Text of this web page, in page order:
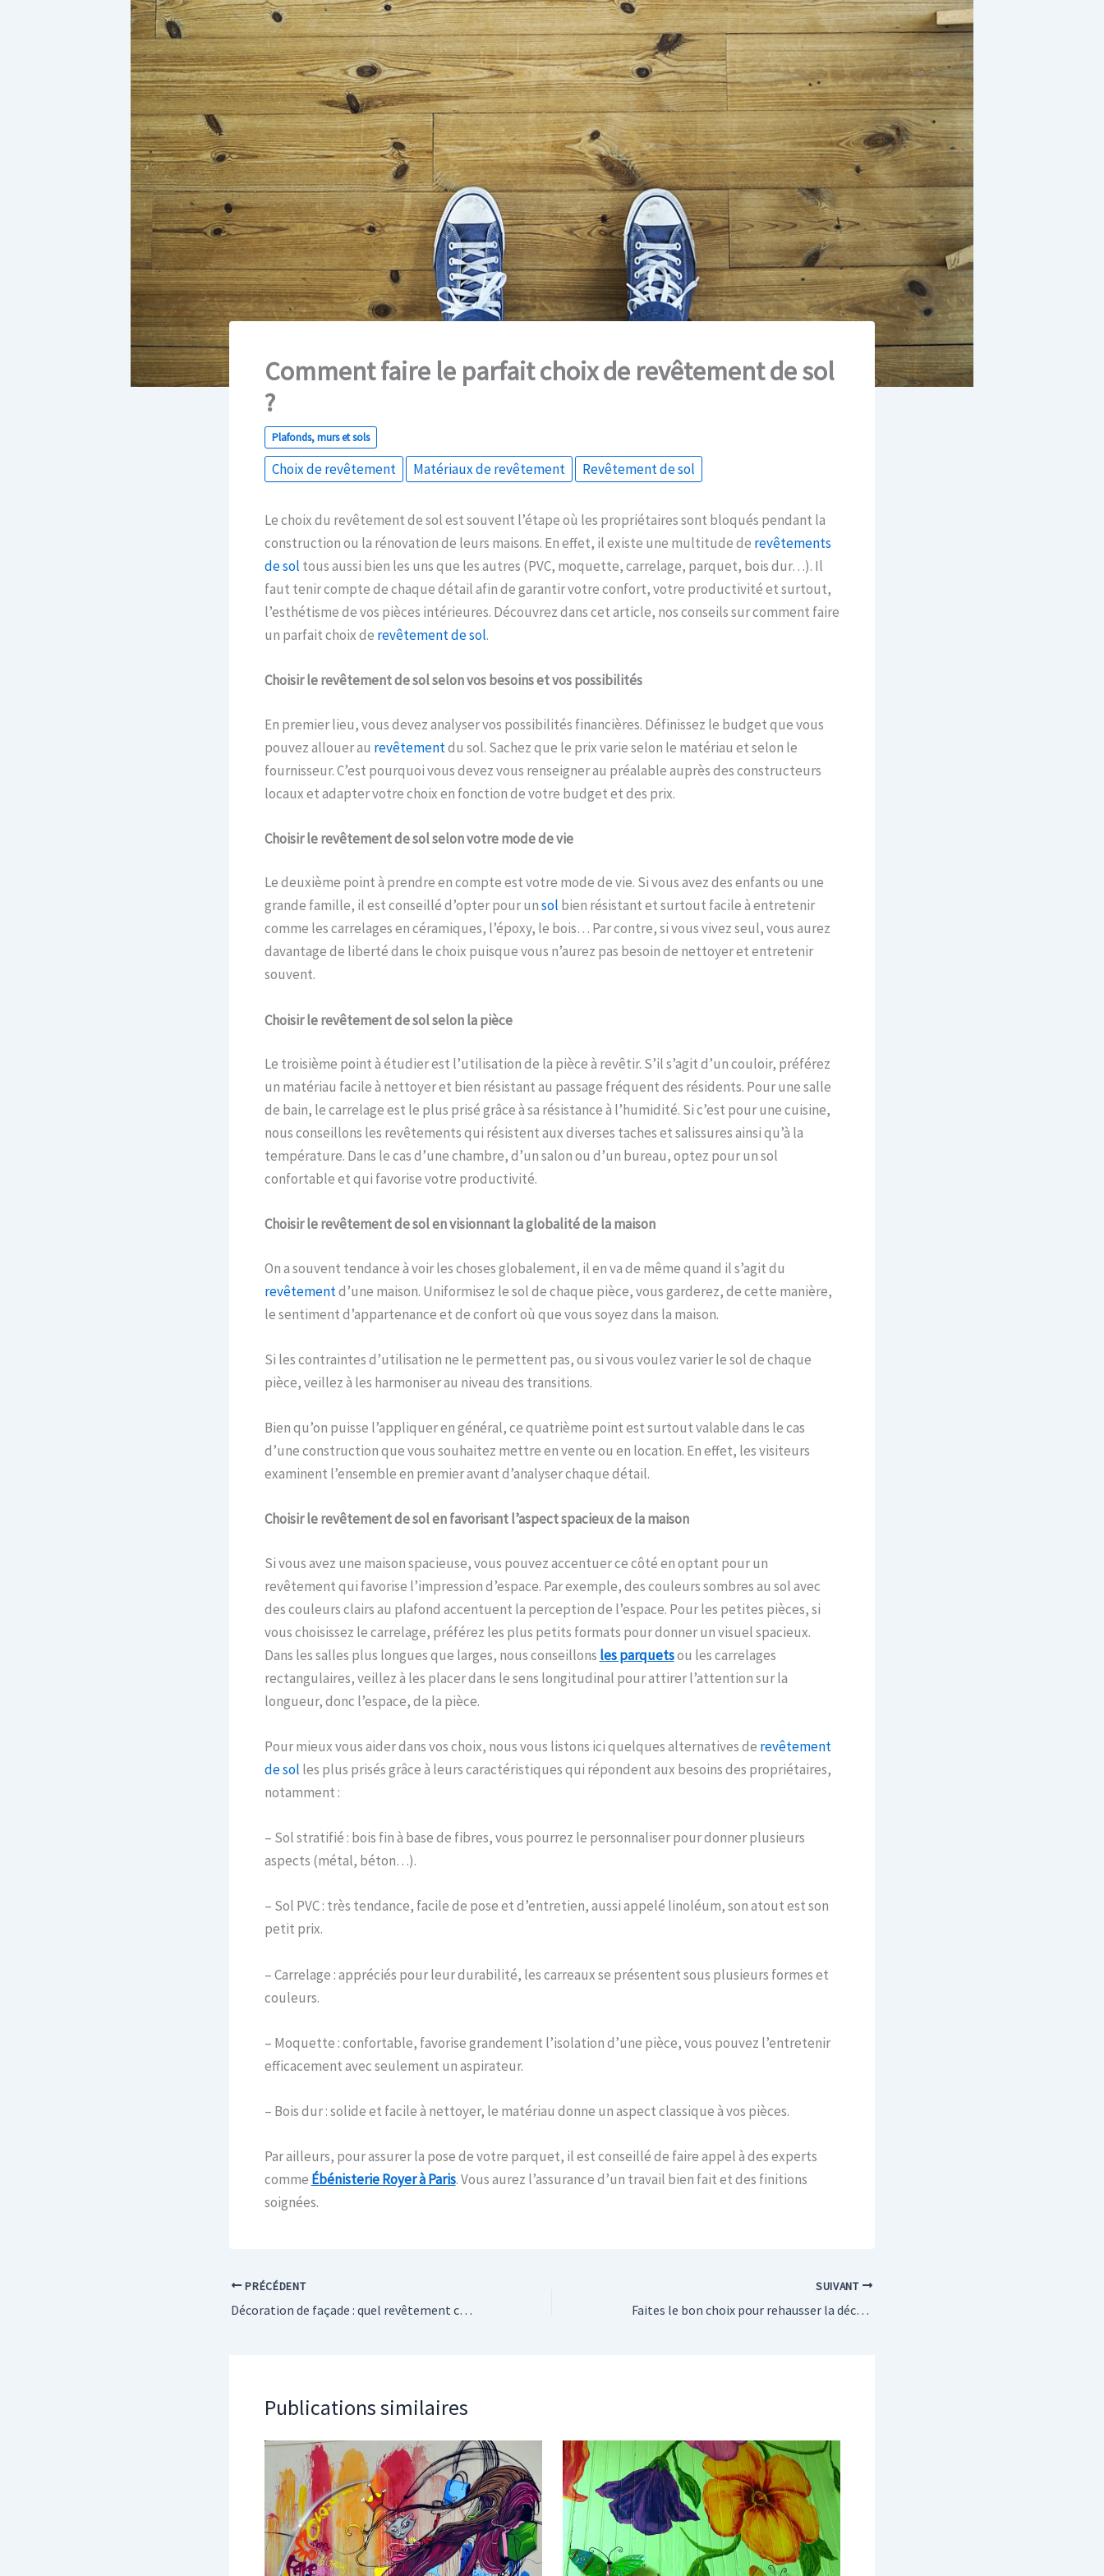
Comment faire le parfait choix de revêtement de sol
?
Plafonds, murs et sols
Choix de revêtement Matériaux de revêtement Revêtement de sol
Le choix du revêtement de sol est souvent l’étape où les propriétaires sont bloqués pendant la
construction ou la rénovation de leurs maisons. En effet, il existe une multitude de revêtements
de sol tous aussi bien les uns que les autres (PVC, moquette, carrelage, parquet, bois dur…). Il
faut tenir compte de chaque détail afin de garantir votre confort, votre productivité et surtout,
l’esthétisme de vos pièces intérieures. Découvrez dans cet article, nos conseils sur comment faire
un parfait choix de revêtement de sol.
Choisir le revêtement de sol selon vos besoins et vos possibilités
En premier lieu, vous devez analyser vos possibilités financières. Définissez le budget que vous
pouvez allouer au revêtementdu sol. Sachez que le prix varie selon le matériau et selon le
fournisseur. C’est pourquoi vous devez vous renseigner au préalable auprès des constructeurs
locaux et adapter votre choix en fonction de votre budget et des prix.
Choisir le revêtement de sol selon votre mode de vie
Le deuxième point à prendre en compte est votre mode de vie. Si vous avez des enfants ou une
grande famille, il est conseillé d’opter pour unsol bien résistant et surtout facile à entretenir
comme les carrelages en céramiques, l’époxy, le bois… Par contre, si vous vivez seul, vous aurez
davantage de liberté dans le choix puisque vous n’aurez pas besoin de nettoyer et entretenir
souvent.
Choisir le revêtement de sol selon la pièce
Le troisième point à étudier est l’utilisation de la pièce à revêtir. S’il s’agit d’un couloir, préférez
un matériau facile à nettoyer et bien résistant au passage fréquent des résidents. Pour une salle
de bain, le carrelage est le plus prisé grâce à sa résistance à l’humidité. Si c’est pour une cuisine,
nous conseillons les revêtements qui résistent aux diverses taches et salissures ainsi qu’à la
température. Dans le cas d’une chambre, d’un salon ou d’un bureau, optez pour un sol
confortable et qui favorise votre productivité.
Choisir le revêtement de sol en visionnant la globalité de la maison
On a souvent tendance à voir les choses globalement, il en va de même quand il s’agit du
revêtementd’une maison. Uniformisez le sol de chaque pièce, vous garderez, de cette manière,
le sentiment d’appartenance et de confort où que vous soyez dans la maison.
Si les contraintes d’utilisation ne le permettent pas, ou si vous voulez varier le sol de chaque
pièce, veillez à les harmoniser au niveau des transitions.
Bien qu’on puisse l’appliquer en général, ce quatrième point est surtout valable dans le cas
d’une construction que vous souhaitez mettre en vente ou en location. En effet, les visiteurs
examinent l’ensemble en premier avant d’analyser chaque détail.
Choisir le revêtement de sol en favorisant l’aspect spacieux de la maison
Si vous avez une maison spacieuse, vous pouvez accentuer ce côté en optant pour un
revêtement qui favorise l’impression d’espace. Par exemple, des couleurs sombres au sol avec
des couleurs clairs au plafond accentuent la perception de l’espace. Pour les petites pièces, si
vous choisissez le carrelage, préférez les plus petits formats pour donner un visuel spacieux.
Dans les salles plus longues que larges, nous conseillons les parquetsou les carrelages
rectangulaires, veillez à les placer dans le sens longitudinal pour attirer l’attention sur la
longueur, donc l’espace, de la pièce.
Pour mieux vous aider dans vos choix, nous vous listons ici quelques alternatives de revêtement
de sol les plus prisés grâce à leurs caractéristiques qui répondent aux besoins des propriétaires,
notamment :
– Sol stratifié : bois fin à base de fibres, vous pourrez le personnaliser pour donner plusieurs
aspects (métal, béton…).
– Sol PVC : très tendance, facile de pose et d’entretien, aussi appelé linoléum, son atout est son
petit prix.
– Carrelage : appréciés pour leur durabilité, les carreaux se présentent sous plusieurs formes et
couleurs.
– Moquette : confortable, favorise grandement l’isolation d’une pièce, vous pouvez l’entretenir
efficacement avec seulement un aspirateur.
– Bois dur : solide et facile à nettoyer, le matériau donne un aspect classique à vos pièces.
Par ailleurs, pour assurer la pose de votre parquet, il est conseillé de faire appel à des experts
comme Ébénisterie Royer à Paris. Vous aurez l’assurance d’un travail bien fait et des finitions
soignées.
PRÉCÉDENT
Décoration de façade : quel revêtement choisir ?
SUIVANT
Faites le bon choix pour rehausser la décoration de votre intérieur
Publications similaires